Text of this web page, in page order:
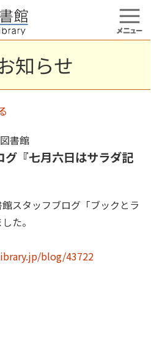
知らせ
書館
『七月六日はサラダ記
スタッフブログ「ブックとラ
た。
blog/43722